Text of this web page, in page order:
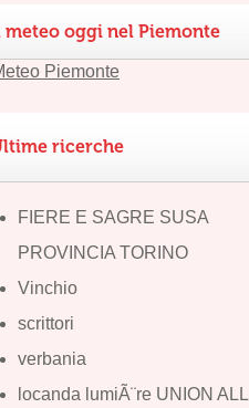
meteo oggi nel Piemonte
ricerche
FIERE E SAGRE SUSA
PROVINCIA TORINO
Vinchio
scrittori
verbania
locanda lumiÃ¨re UNION ALL